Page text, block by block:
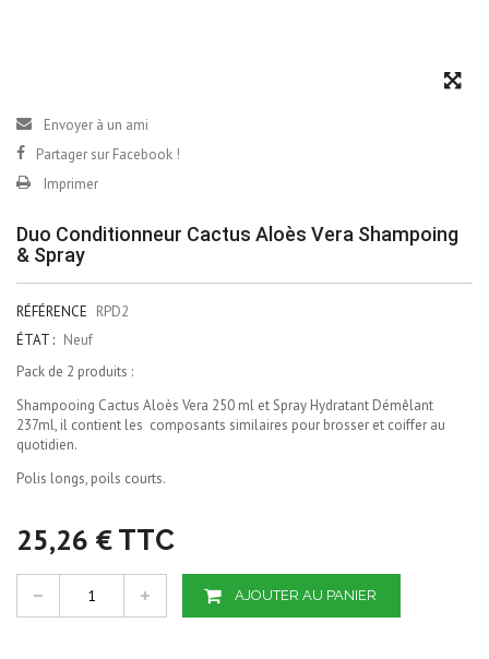
Envoyer à un ami
Partager sur Facebook !
Imprimer
Duo Conditionneur Cactus Aloès Vera Shampoing
& Spray
RÉFÉRENCE RPD2
ÉTAT : Neuf
Pack de 2 produits :
Shampooing Cactus Aloès Vera 250 ml et Spray Hydratant Démêlant
237ml, il contient les composants similaires pour brosser et coiffer au
quotidien.
Polis longs, poils courts.
25,26 € TTC
AJOUTER AU PANIER